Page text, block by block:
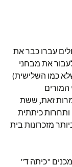
עברו כבר את
את מבחני
כמו השלישית)
המורים
זאת, ששת
ותחרות כיתתית
מזכרונות בית
"כיתה ד"